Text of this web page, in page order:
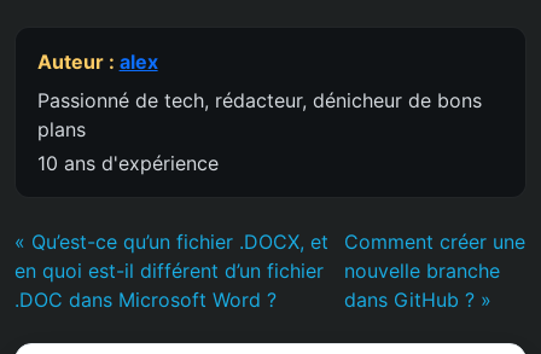
Auteur : alex
Passionné de tech, rédacteur, dénicheur de bons
plans
10 ans d'expérience
« Qu’est-ce qu’un fichier .DOCX, et
en quoi est-il différent d’un fichier
.DOC dans Microsoft Word ?
Comment créer une
nouvelle branche
dans GitHub ? »